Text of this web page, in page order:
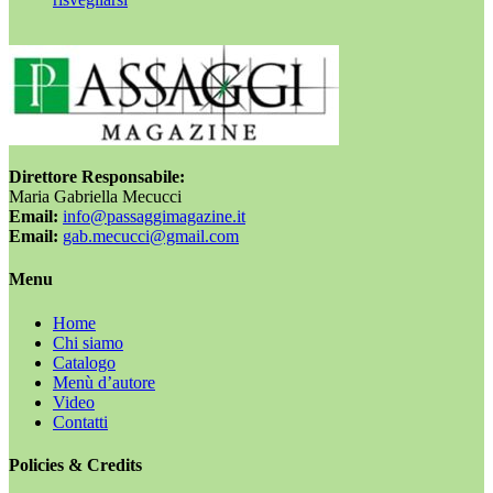
Direttore Responsabile:
Maria Gabriella Mecucci
Email: info@passaggimagazine.it
Email: gab.mecucci@gmail.com
Menu
Home
Chi siamo
Catalogo
Menù d’autore
Video
Contatti
Policies & Credits